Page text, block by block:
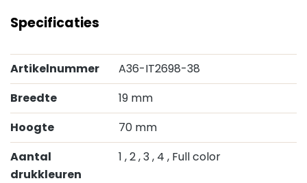
Specificaties
Artikelnummer
A36-IT2698-38
Breedte
19 mm
Hoogte
70 mm
Aantal
drukkleuren
1 , 2, 3, 4 , Full color